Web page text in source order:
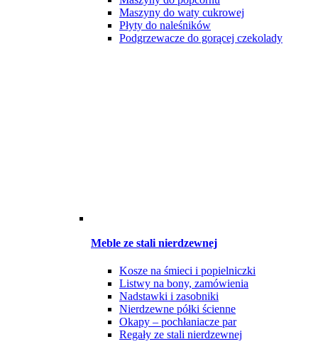
Maszyny do waty cukrowej
Płyty do naleśników
Podgrzewacze do gorącej czekolady
Meble ze stali nierdzewnej
Kosze na śmieci i popielniczki
Listwy na bony, zamówienia
Nadstawki i zasobniki
Nierdzewne półki ścienne
Okapy – pochłaniacze par
Regały ze stali nierdzewnej